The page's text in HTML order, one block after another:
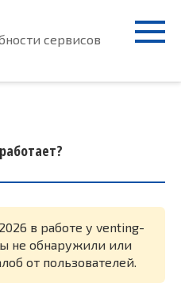
сервисов
в работе у venting-
не обнаружили или
от пользователей.